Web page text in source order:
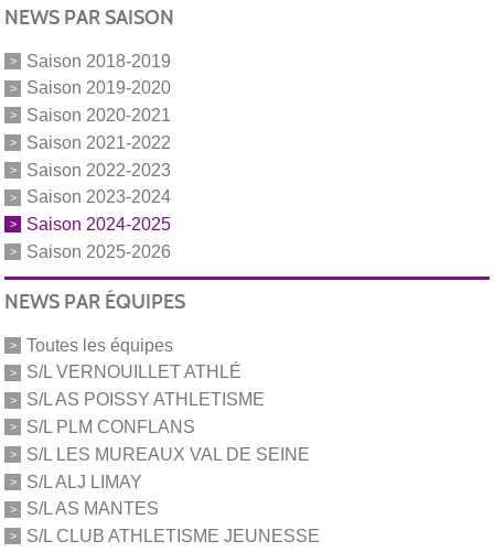
NEWS PAR SAISON
Saison 2018-2019
Saison 2019-2020
Saison 2020-2021
Saison 2021-2022
Saison 2022-2023
Saison 2023-2024
Saison 2024-2025
Saison 2025-2026
NEWS PAR ÉQUIPES
Toutes les équipes
S/L VERNOUILLET ATHLÉ
S/L AS POISSY ATHLETISME
S/L PLM CONFLANS
S/L LES MUREAUX VAL DE SEINE
S/L ALJ LIMAY
S/L AS MANTES
S/L CLUB ATHLETISME JEUNESSE